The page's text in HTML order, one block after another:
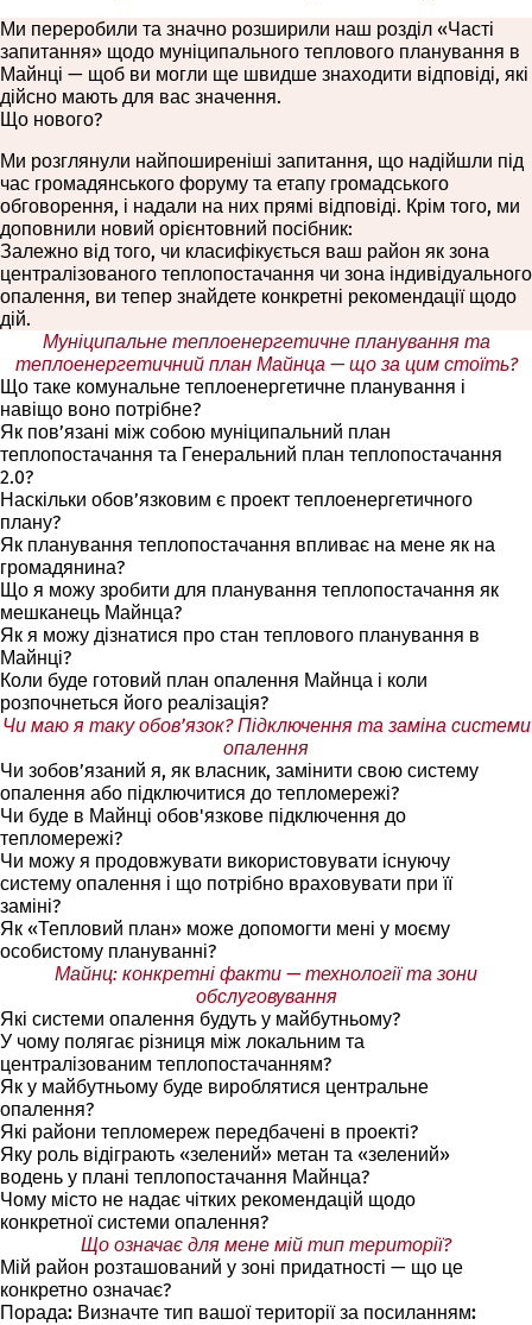
Ми переробили та значно розширили наш розділ «Часті
запитання» щодо муніципального теплового планування в
Майнці — щоб ви могли ще швидше знаходити відповіді, які
дійсно мають для вас значення.
Що нового?
Ми розглянули найпоширеніші запитання, що надійшли під
час громадянського форуму та етапу громадського
обговорення, і надали на них прямі відповіді. Крім того, ми
доповнили новий орієнтовний посібник:
Залежно від того, чи класифікується ваш район як зона
централізованого теплопостачання чи зона індивідуального
опалення, ви тепер знайдете конкретні рекомендації щодо
дій.
Муніципальне теплоенергетичне планування та
теплоенергетичний план Майнца — що за цим стоїть?
Що таке комунальне теплоенергетичне планування і
навіщо воно потрібне?
Як пов’язані між собою муніципальний план
теплопостачання та Генеральний план теплопостачання
2.0?
Наскільки обов’язковим є проект теплоенергетичного
плану?
Як планування теплопостачання впливає на мене як на
громадянина?
Що я можу зробити для планування теплопостачання як
мешканець Майнца?
Як я можу дізнатися про стан теплового планування в
Майнці?
Коли буде готовий план опалення Майнца і коли
розпочнеться його реалізація?
Чи маю я таку обов’язок? Підключення та заміна системи
опалення
Чи зобов’язаний я, як власник, замінити свою систему
опалення або підключитися до тепломережі?
Чи буде в Майнці обов'язкове підключення до
тепломережі?
Чи можу я продовжувати використовувати існуючу
систему опалення і що потрібно враховувати при її
заміні?
Як «Тепловий план» може допомогти мені у моєму
особистому плануванні?
Майнц: конкретні факти — технології та зони
обслуговування
Які системи опалення будуть у майбутньому?
У чому полягає різниця між локальним та
централізованим теплопостачанням?
Як у майбутньому буде вироблятися центральне
опалення?
Які райони тепломереж передбачені в проекті?
Яку роль відіграють «зелений» метан та «зелений»
водень у плані теплопостачання Майнца?
Чому місто не надає чітких рекомендацій щодо
конкретної системи опалення?
Що означає для мене мій тип території?
Мій район розташований у зоні придатності — що це
конкретно означає?
Порада: Визначте тип вашої території за посиланням: